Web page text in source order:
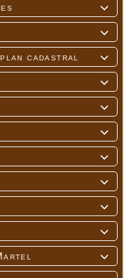



cadastral







